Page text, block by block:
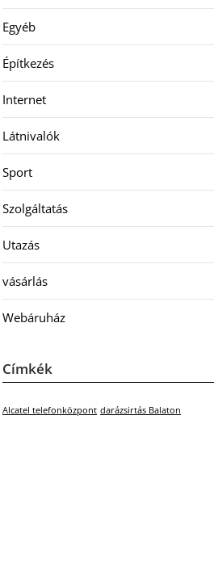
Egyéb
Építkezés
Internet
Látnivalók
Sport
Szolgáltatás
Utazás
vásárlás
Webáruház
Címkék
Alcatel telefonközpont darázsirtás Balaton